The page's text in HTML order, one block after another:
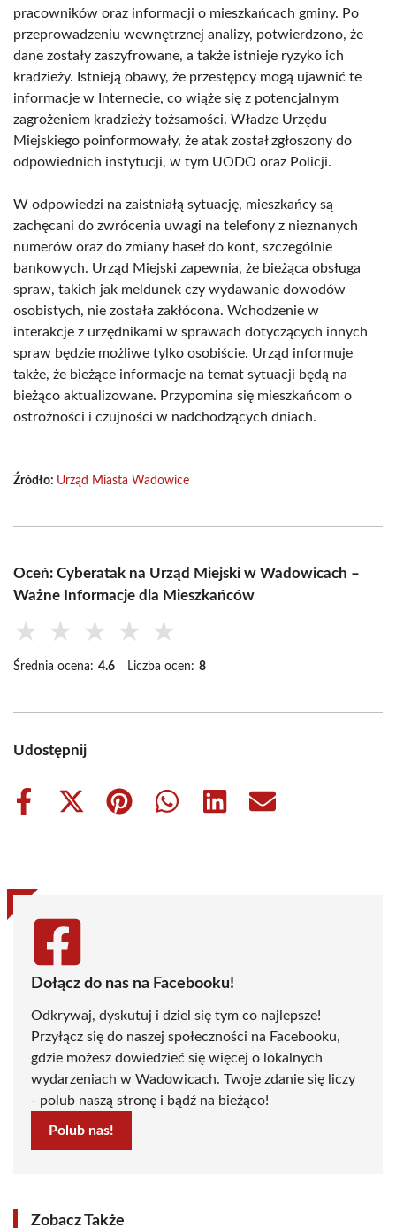
pracowników oraz informacji o mieszkańcach gminy. Po
przeprowadzeniu wewnętrznej analizy, potwierdzono, że
dane zostały zaszyfrowane, a także istnieje ryzyko ich
kradzieży. Istnieją obawy, że przestępcy mogą ujawnić te
informacje w Internecie, co wiąże się z potencjalnym
zagrożeniem kradzieży tożsamości. Władze Urzędu
Miejskiego poinformowały, że atak został zgłoszony do
odpowiednich instytucji, w tym UODO oraz Policji.
W odpowiedzi na zaistniałą sytuację, mieszkańcy są
zachęcani do zwrócenia uwagi na telefony z nieznanych
numerów oraz do zmiany haseł do kont, szczególnie
bankowych. Urząd Miejski zapewnia, że bieżąca obsługa
spraw, takich jak meldunek czy wydawanie dowodów
osobistych, nie została zakłócona. Wchodzenie w
interakcje z urzędnikami w sprawach dotyczących innych
spraw będzie możliwe tylko osobiście. Urząd informuje
także, że bieżące informacje na temat sytuacji będą na
bieżąco aktualizowane. Przypomina się mieszkańcom o
ostrożności i czujności w nadchodzących dniach.
Źródło: Urząd Miasta Wadowice
Oceń: Cyberatak na Urząd Miejski w Wadowicach –
Ważne Informacje dla Mieszkańców
★ ★ ★ ★ ★
Średnia ocena: 4.6 Liczba ocen: 8
Udostępnij
Share
Share
(Twitter)
Share
Share
Share
Share
Dołącz do nas na Facebooku!
Odkrywaj, dyskutuj i dziel się tym co najlepsze!
Przyłącz się do naszej społeczności na Facebooku,
gdzie możesz dowiedzieć się więcej o lokalnych
wydarzeniach w Wadowicach. Twoje zdanie się liczy
- polub naszą stronę i bądź na bieżąco!
Polub nas!
Zobacz Także